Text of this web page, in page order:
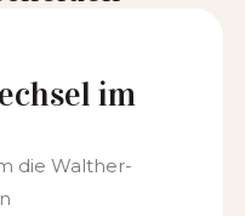
im
die Walther-